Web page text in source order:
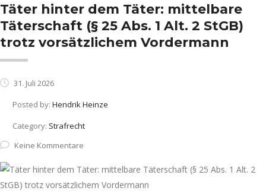
Täter hinter dem Täter: mittelbare
Täterschaft (§ 25 Abs. 1 Alt. 2 StGB)
trotz vorsätzlichem Vordermann
31. Juli 2026
Posted by: Hendrik Heinze
Category: Strafrecht
Keine Kommentare